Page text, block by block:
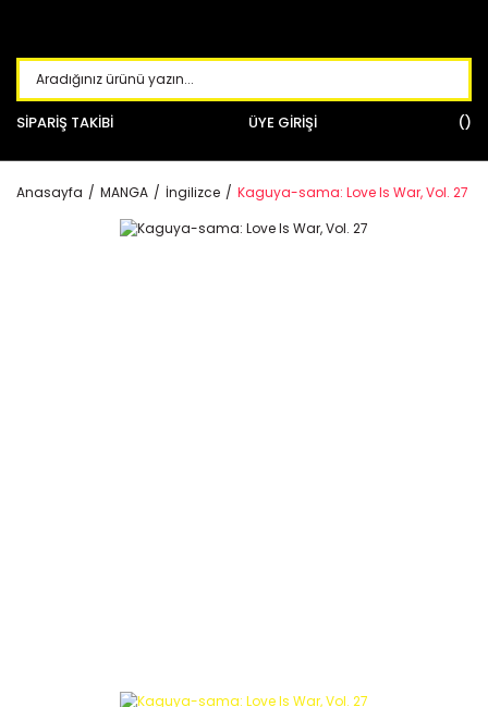
SİPARİŞ TAKİBİ ÜYE GİRİŞİ
Anasayfa MANGA İngilizce Kaguya-sama: Love Is War, Vol. 27